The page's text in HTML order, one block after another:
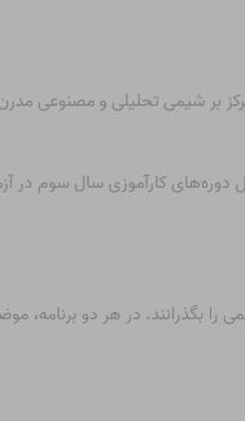
بر شیمی تحلیلی و مصنوعی
دوره‌های کارآموزی سال سوم در
را بگذرانند. در هر دو برنامه،